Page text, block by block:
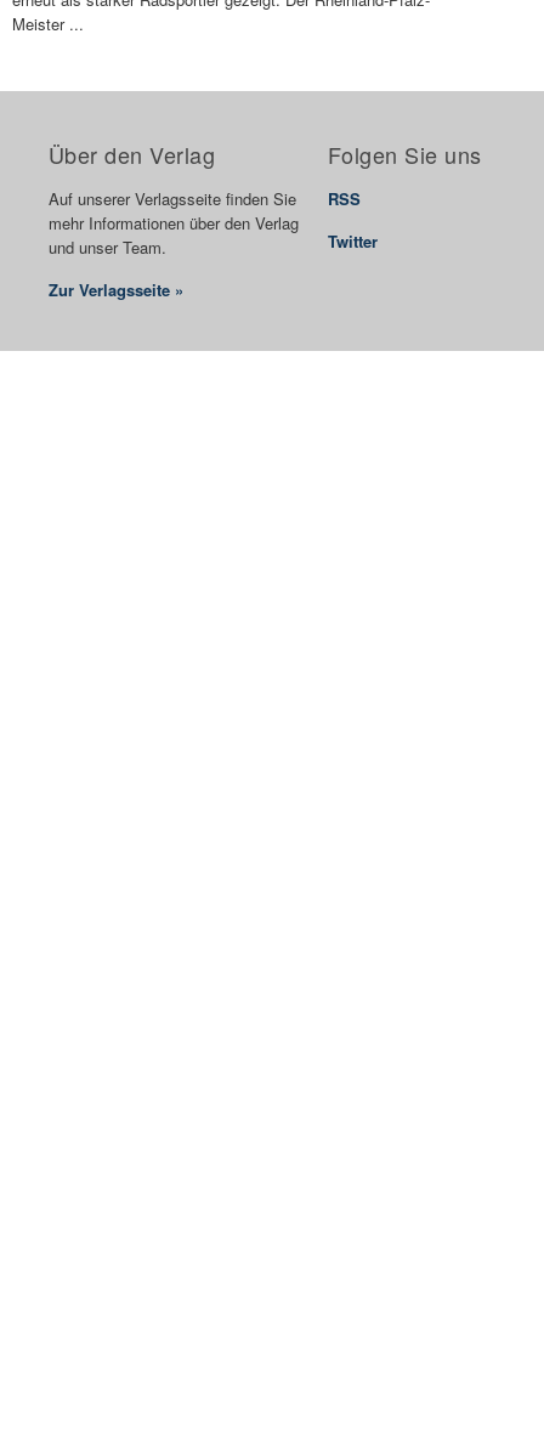
Meister ...
Über den Verlag
Auf unserer Verlagsseite finden Sie
mehr Informationen über den Verlag
und unser Team.
Zur Verlagsseite »
Folgen Sie uns
RSS
Twitter